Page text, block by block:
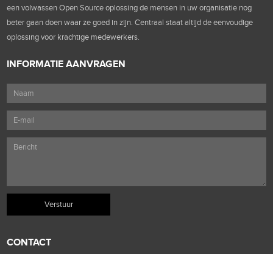
een volwassen Open Source oplossing de mensen in uw organisatie nog
beter gaan doen waar ze goed in zijn. Centraal staat altijd de eenvoudige
oplossing voor krachtige medewerkers.
INFORMATIE AANVRAGEN
CONTACT